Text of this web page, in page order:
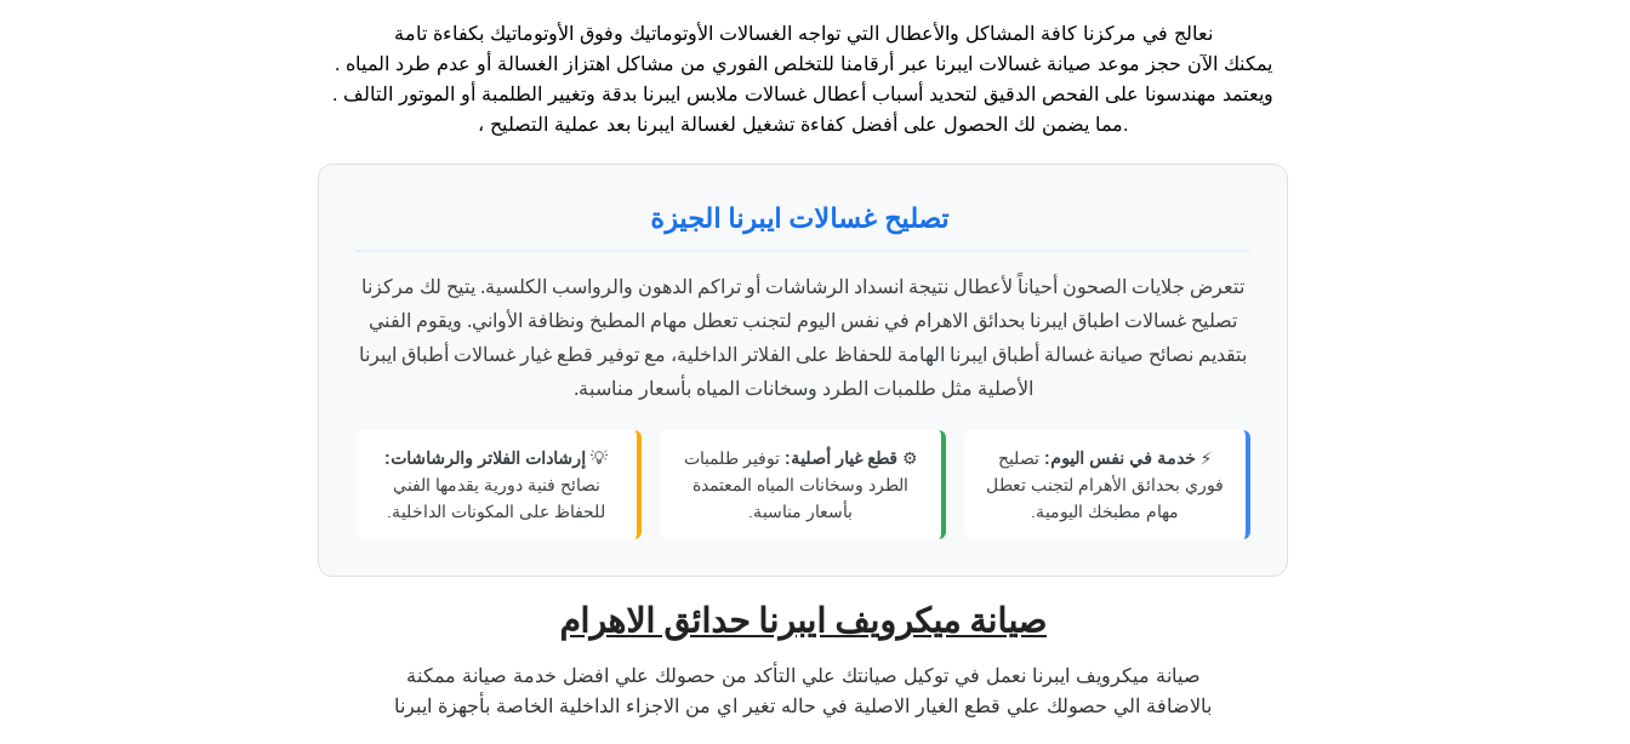
نعالج في مركزنا كافة المشاكل والأعطال التي تواجه الغسالات الأوتوماتيك وفوق الأوتوماتيك بكفاءة تامة
. يمكنك الآن حجز موعد صيانة غسالات ايبرنا عبر أرقامنا للتخلص الفوري من مشاكل اهتزاز الغسالة أو عدم طرد المياه
. ويعتمد مهندسونا على الفحص الدقيق لتحديد أسباب أعطال غسالات ملابس ايبرنا بدقة وتغيير الطلمبة أو الموتور التالف
، مما يضمن لك الحصول على أفضل كفاءة تشغيل لغسالة ايبرنا بعد عملية التصليح.
تصليح غسالات ايبرنا الجيزة
تتعرض جلايات الصحون أحياناً لأعطال نتيجة انسداد الرشاشات أو تراكم الدهون والرواسب الكلسية. يتيح لك مركزنا
تصليح غسالات اطباق ايبرنا بحدائق الاهرام في نفس اليوم لتجنب تعطل مهام المطبخ ونظافة الأواني. ويقوم الفني
بتقديم نصائح صيانة غسالة أطباق ايبرنا الهامة للحفاظ على الفلاتر الداخلية، مع توفير قطع غيار غسالات أطباق ايبرنا
الأصلية مثل طلمبات الطرد وسخانات المياه بأسعار مناسبة.
⚡ خدمة في نفس اليوم: تصليح
فوري بحدائق الأهرام لتجنب تعطل
مهام مطبخك اليومية.
⚙️قطع غيار أصلية: توفير طلمبات
الطرد وسخانات المياه المعتمدة
بأسعار مناسبة.
💡 إرشادات الفلاتر والرشاشات:
نصائح فنية دورية يقدمها الفني
للحفاظ على المكونات الداخلية.
صيانة ميكرويف ايبرنا حدائق الاهرام
صيانة ميكرويف ايبرنا نعمل في توكيل صيانتك علي التأكد من حصولك علي افضل خدمة صيانة ممكنة
بالاضافة الي حصولك علي قطع الغيار الاصلية في حاله تغير اي من الاجزاء الداخلية الخاصة بأجهزة ايبرنا